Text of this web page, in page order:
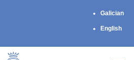
Galician
English